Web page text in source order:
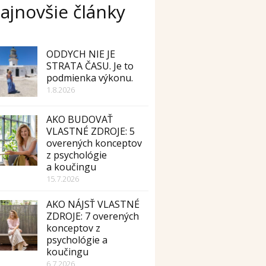
články
ODDYCH NIE JE
STRATA ČASU. Je to
podmienka výkonu.
1.8.2026
AKO BUDOVAŤ
VLASTNÉ ZDROJE: 5
overených konceptov
z psychológie
a koučingu
15.7.2026
AKO NÁJSŤ VLASTNÉ
ZDROJE: 7 overených
konceptov z
psychológie a
koučingu
6.7.2026